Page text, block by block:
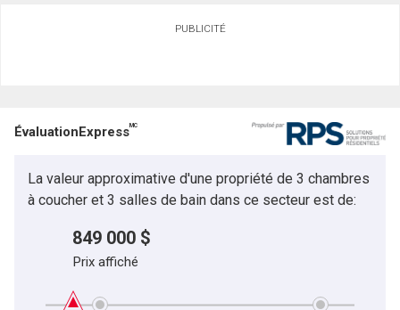
Téléphone
Message
PUBLICITÉ
ÉvaluationExpressMC
La valeur approximative d'une propriété de 3 chambres
à coucher et 3 salles de bain dans ce secteur est de:
849 000 $
Prix affiché